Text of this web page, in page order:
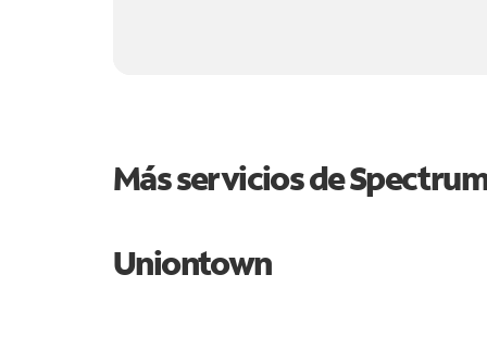
Más servicios de
Uniontown